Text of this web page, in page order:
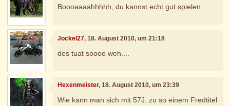
Boooaaaahhhhh, du kannst echt gut spielen.
Jockel27, 18. August 2010, um 21:18
des tuat soooo weh....
Hexenmeister, 18. August 2010, um 23:39
Wie kann man sich mit 57J. zu so einem Fredtitel